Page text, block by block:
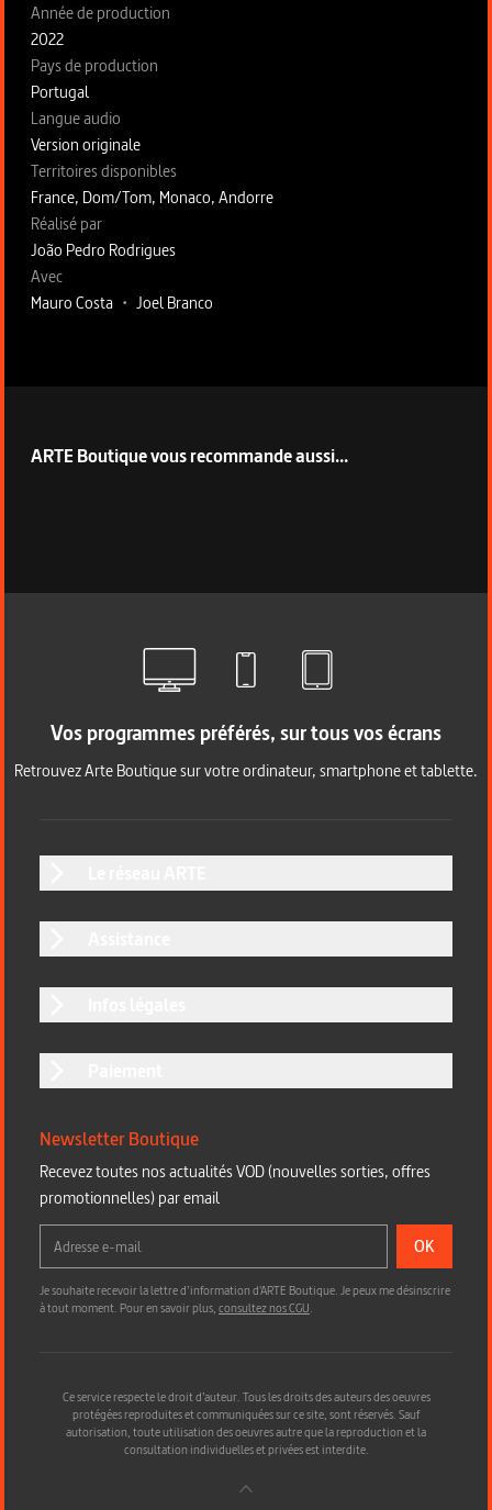
Année de production
2022
Pays de production
Portugal
Langue audio
Version originale
Territoires disponibles
France, Dom/Tom, Monaco, Andorre
Fiche technique section droite
Réalisé par
João Pedro Rodrigues
Avec
Mauro Costa • Joel Branco
ARTE Boutique vous recommande aussi...
Vos programmes préférés, sur tous vos écrans
Retrouvez Arte Boutique sur votre ordinateur, smartphone et tablette.
Newsletter Boutique
Recevez toutes nos actualités VOD (nouvelles sorties, offres
promotionnelles) par email
OK
Je souhaite recevoir la lettre d’information d'ARTE Boutique. Je peux me désinscrire
à tout moment. Pour en savoir plus,consultez nos CGU.
Ce service respecte le droit d’auteur. Tous les droits des auteurs des oeuvres
protégées reproduites et communiquées sur ce site, sont réservés. Sauf
autorisation, toute utilisation des oeuvres autre que la reproduction et la
consultation individuelles et privées est interdite.